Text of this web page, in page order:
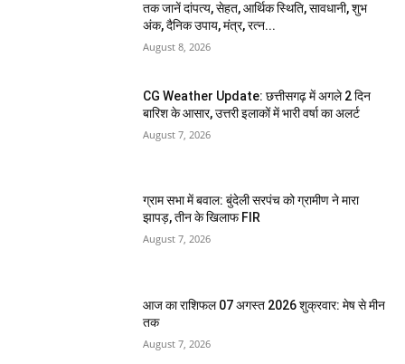
तक जानें दांपत्य, सेहत, आर्थिक स्थिति, सावधानी, शुभ
अंक, दैनिक उपाय, मंत्र, रत्न...
August 8, 2026
CG Weather Update: छत्तीसगढ़ में अगले 2 दिन
बारिश के आसार, उत्तरी इलाकों में भारी वर्षा का अलर्ट
August 7, 2026
ग्राम सभा में बवाल: बुंदेली सरपंच को ग्रामीण ने मारा
झापड़, तीन के खिलाफ FIR
August 7, 2026
आज का राशिफल 07 अगस्त 2026 शुक्रवार: मेष से मीन
तक
August 7, 2026